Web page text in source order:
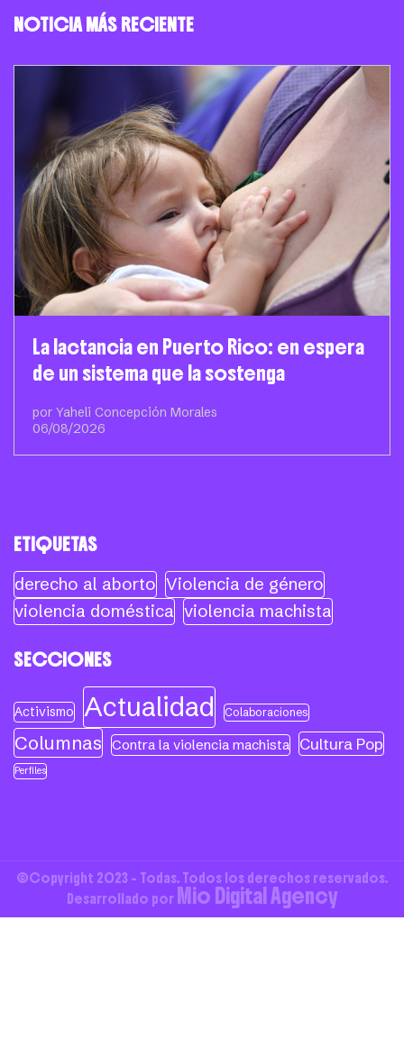
NOTICIA MÁS RECIENTE
La lactancia en Puerto Rico: en espera
de un sistema que la sostenga
por Yaheli Concepción Morales
06/08/2026
ETIQUETAS
derecho al aborto Violencia de género
violencia doméstica violencia machista
SECCIONES
Activismo Actualidad Colaboraciones
Columnas Contra la violencia machista Cultura Pop
Perfiles
©Copyright 2023 - Todas. Todos los derechos reservados.
Desarrollado por Mio Digital Agency